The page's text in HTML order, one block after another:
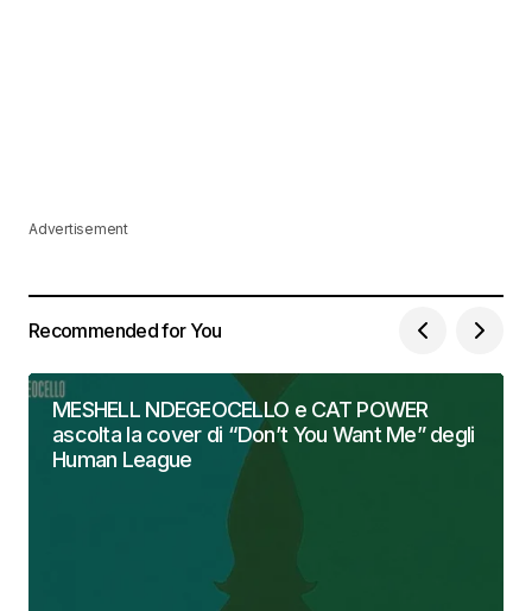
Advertisement
Recommended for You
MESHELL NDEGEOCELLO e CAT POWER
ascolta la cover di “Don’t You Want Me” degli
Human League